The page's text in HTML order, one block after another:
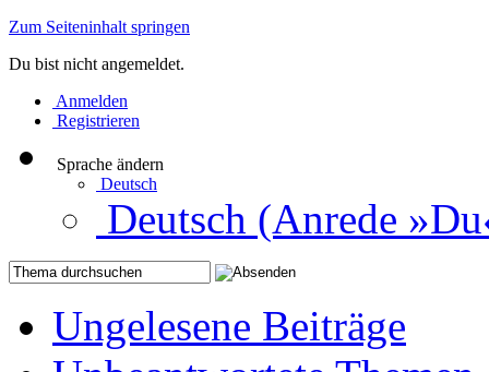
Zum Seiteninhalt springen
Du bist nicht angemeldet.
Anmelden
Registrieren
Sprache ändern
Deutsch
Deutsch (Anrede
Ungelesene Beiträge